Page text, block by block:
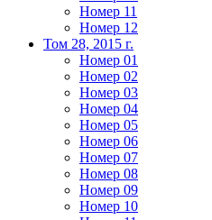
Номер 11
Номер 12
Том 28, 2015 г.
Номер 01
Номер 02
Номер 03
Номер 04
Номер 05
Номер 06
Номер 07
Номер 08
Номер 09
Номер 10